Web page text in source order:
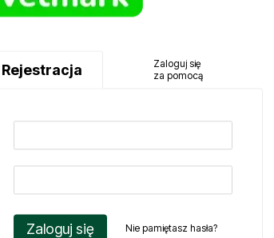
Rejestracja
Zaloguj się
za pomocą
Zaloguj się Nie pamiętasz hasła?